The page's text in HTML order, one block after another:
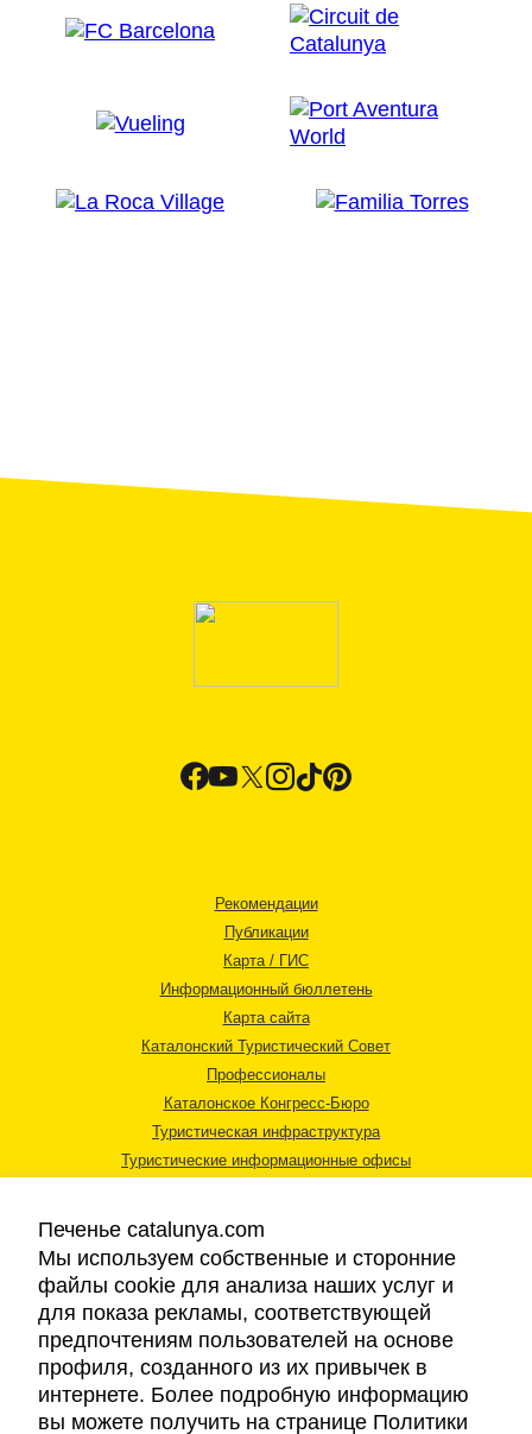
Рекомендации
Публикации
Карта / ГИС
Информационный бюллетень
Карта сайта
Каталонский Туристический Совет
Профессионалы
Каталонское Конгресс-Бюро
Туристическая инфраструктура
Туристические информационные офисы
Правовая информация
Cookies
Доступность
Печенье catalunya.com
Мы используем собственные и сторонние
файлы cookie для анализа наших услуг и
для показа рекламы, соответствующей
предпочтениям пользователей на основе
профиля, созданного из их привычек в
интернете. Более подробную информацию
вы можете получить на странице Политики